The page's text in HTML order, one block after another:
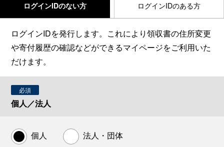
ログインIDのない方 ログインIDのある方
ログインIDを発行します。これにより領収書の住所変更
や寄付履歴の確認などができるマイページをご利用いた
だけます。
必須
個人／法人
個人 法人・団体